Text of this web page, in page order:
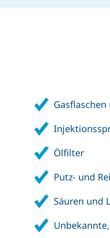
Ölfilter
Putz- und
Säuren und